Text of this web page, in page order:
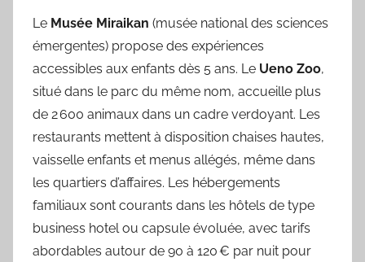
Le Musée Miraikan (musée national des sciences
émergentes) propose des expériences
accessibles aux enfants dès 5 ans. Le Ueno Zoo,
situé dans le parc du même nom, accueille plus
de 2 600 animaux dans un cadre verdoyant. Les
restaurants mettent à disposition chaises hautes,
vaisselle enfants et menus allégés, même dans
les quartiers d’affaires. Les hébergements
familiaux sont courants dans les hôtels de type
business hotel ou capsule évoluée, avec tarifs
abordables autour de 90 à 120 € par nuit pour